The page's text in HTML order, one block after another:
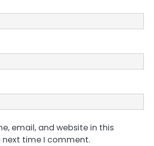
email, and website in this
next time I comment.